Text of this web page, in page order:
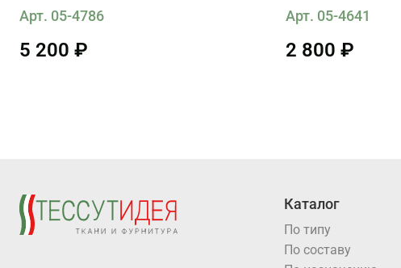
бежевая
Арт. 05-4786
5 200 ₽
Арт. 05-4641
2 800 ₽
Каталог
По типу
По составу